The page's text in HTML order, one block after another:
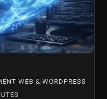
WEB & WORDPRESS